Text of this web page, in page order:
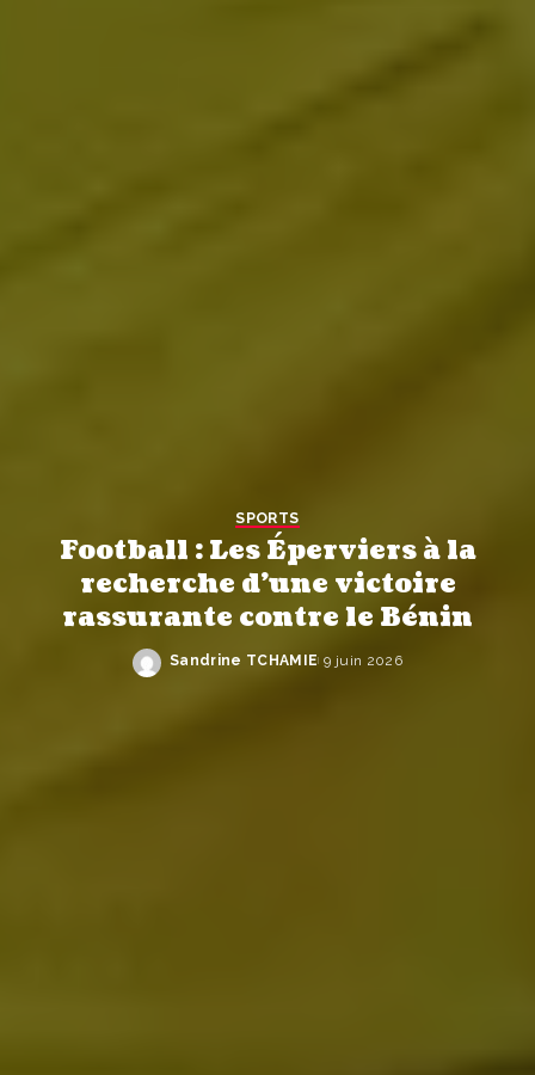
SPORTS
Football : Les Éperviers à la
recherche d’une victoire
rassurante contre le Bénin
Publié
Sandrine TCHAMIE 9 juin 2026